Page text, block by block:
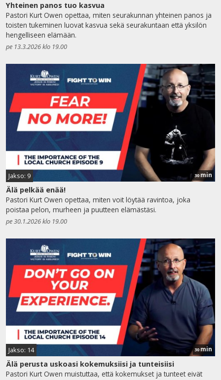
Yhteinen panos tuo kasvua
Pastori Kurt Owen opettaa, miten seurakunnan yhteinen panos ja
toisten tukeminen luovat kasvua sekä seurakuntaan että yksilön
hengelliseen elämään.
pe 13.3.2026 klo 19.00
Jakso: 9 30min
Älä pelkää enää!
Pastori Kurt Owen opettaa, miten voit löytää ravintoa, joka
poistaa pelon, murheen ja puutteen elämästäsi.
pe 30.1.2026 klo 19.00
Jakso: 14 30 min
Älä perusta uskoasi kokemuksiisi ja tunteisiisi
Pastori Kurt Owen muistuttaa, että kokemukset ja tunteet eivät